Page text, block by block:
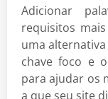
Adicionar
requisitos
uma
chave foco e
para ajudar os
a que seu site